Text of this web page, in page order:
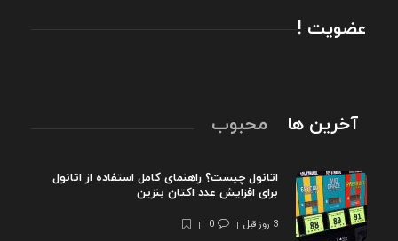
عضویت !
آخرین ها محبوب
اتانول چیست؟ راهنمای کامل استفاده از اتانول
برای افزایش عدد اکتان بنزین
3 روز قبل 0